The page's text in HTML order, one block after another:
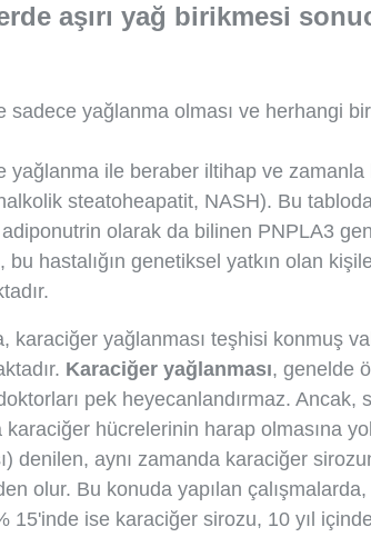
aşırı yağ birikmesi
sadece yağlanma olması ve herhangi
yağlanma ile beraber iltihap ve zamanla
steatoheapatit, NASH). Bu
olarak da bilinen PNPLA3
bu hastalığın genetiksel yatkın olan
karaciğer yağlanması teşhisi konmuş
Karaciğer yağlanması, genelde
pek heyecanlandırmaz. Ancak,
karaciğer hücrelerinin harap olmasına
denilen, aynı zamanda karaciğer
olur. Bu konuda yapılan
15'inde ise karaciğer sirozu, 10 yıl